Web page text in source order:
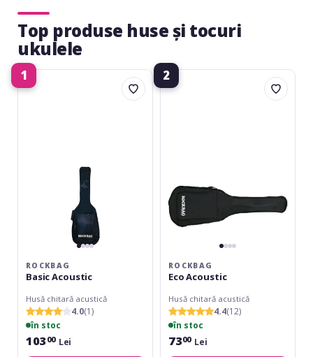
Top produse huse și tocuri
ukulele
1
RockBag
Basic
ROCKBAG
Basic Acoustic
Husă chitară acustică
4.0(1)
în stoc
10300 Lei
2
RockBag
Eco
ROCKBAG
Eco Acoustic
Husă chitară acustică
4.4(12)
în stoc
7300 Lei